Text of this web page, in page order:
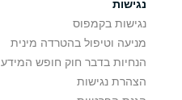
נגישות
נגישות בקמפוס
מניעה וטיפול בהטרדה מינית
הנחיות בדבר חוק חופש המידע
הצהרת נגישות